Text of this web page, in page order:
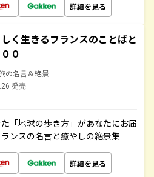
詳細を見る
く生きるフランスのことばと
０
の名言＆絶景
発売
「地球の歩き方」があなたにお届
ンスの名言と癒やしの絶景集
詳細を見る